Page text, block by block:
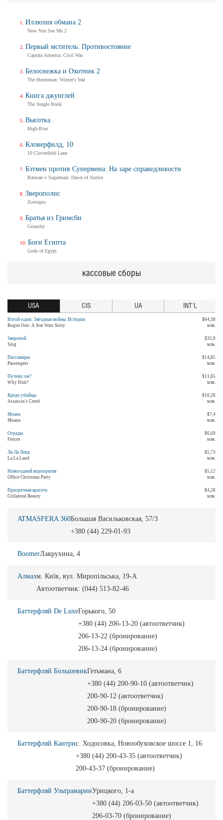
ATMASFERA 360Большая Васильковская, 57/3
+380 (44) 229-01-93
BoomerЛаврухина, 4
Алмазм. Київ, вул. Миропільська, 19-А
Автоответчик: (044) 513-82-46
Баттерфляй De LuxeГорького, 50
+380 (44) 206-13-20 (автоответчик)
206-13-22 (бронирование)
206-13-24 (бронирование)
Баттерфляй БольшевикГетьмана, 6
+380 (44) 200-90-10 (автоответчик)
200-90-12 (автоответчик)
200-90-18 (бронирование)
200-90-20 (бронирование)
Баттерфляй Кантрис. Ходосовка, Новообуховское шоссе 1, 16
+380 (44) 200-43-35 (автоответчик)
200-43-37 (бронирование)
Баттерфляй УльтрамаринУрицкого, 1-a
+380 (44) 206-03-50 (автоответчик)
206-03-70 (бронирование)
Иллюзия обмана 2
Now You See Me 2
Первый мститель: Противостояние
Captain America: Civil War
Белоснежка и Охотник 2
The Huntsman: Winter's War
Книга джунглей
The Jungle Book
Высотка
High-Rise
Кловерфилд, 10
10 Cloverfield Lane
Бэтмен против Супермена: На заре справедливости
Batman v Superman: Dawn of Justice
Зверополис
Zootopia
Братья из Гримсби
Grimsby
Боги Египта
Gods of Egypt
кассовые сборы
USA CIS UA INT'L
Изгой-один: Звёздные войны. Истории
Rogue One: A Star Wars Story
$64,38
млн.
Зверопой
Sing
$35,9
млн.
Пассажиры
Passengers
$14,85
млн.
Почему он?
Why Him?
$11,05
млн.
Кредо убийцы
Assassin's Creed
$10,28
млн.
Моана
Moana
$7,4
млн.
Ограды
Fences
$6,69
млн.
Ла-Ла Ленд
La La Land
$5,73
млн.
Новогодний корпоратив
Office Christmas Party
$5,12
млн.
Призрачная красота
Collateral Beauty
$4,28
млн.